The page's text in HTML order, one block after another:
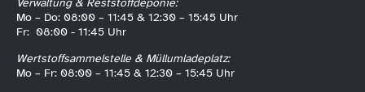
Verwaltung & Reststoffdeponie:
Mo – Do: 08:00 – 11:45 & 12:30 – 15:45 Uhr
Fr: 08:00 - 11:45 Uhr
Wertstoffsammelstelle & Müllumladeplatz:
Mo – Fr: 08:00 – 11:45 & 12:30 – 15:45 Uhr